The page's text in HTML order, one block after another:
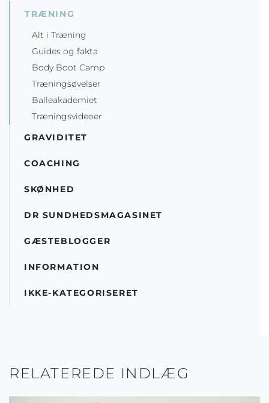
TRÆNING
Alt i Træning
Guides og fakta
Body Boot Camp
Træningsøvelser
Balleakademiet
Træningsvideoer
GRAVIDITET
COACHING
SKØNHED
DR SUNDHEDSMAGASINET
GÆSTEBLOGGER
INFORMATION
IKKE-KATEGORISERET
RELATEREDE INDLÆG